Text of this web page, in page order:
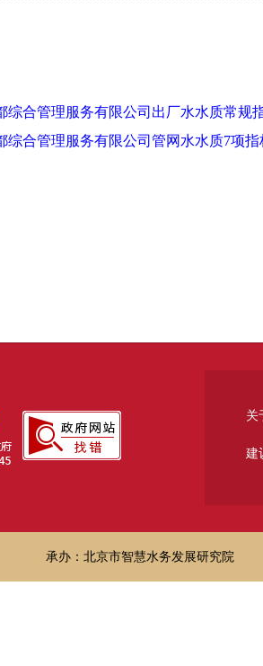
综合管理服务有限公司出厂水水质常规
综合管理服务有限公司管网水水质7项
关
建
承办：北京市智慧水务发展研究院